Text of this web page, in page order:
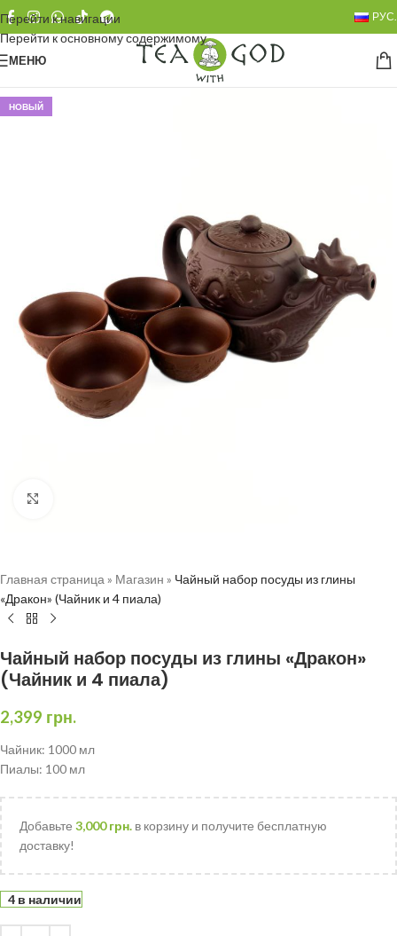
Перейти к навигации
Перейти к основному содержимому
РУС.
МЕНЮ
НОВЫЙ
Главная страница » Магазин » Чайный набор посуды из глины
«Дракон» (Чайник и 4 пиала)
Чайный набор посуды из глины «Дракон»
(Чайник и 4 пиала)
2,399 грн.
Чайник: 1000 мл
Пиалы: 100 мл
Добавьте 3,000грн. в корзину и получите бесплатную
доставку!
4 в наличии